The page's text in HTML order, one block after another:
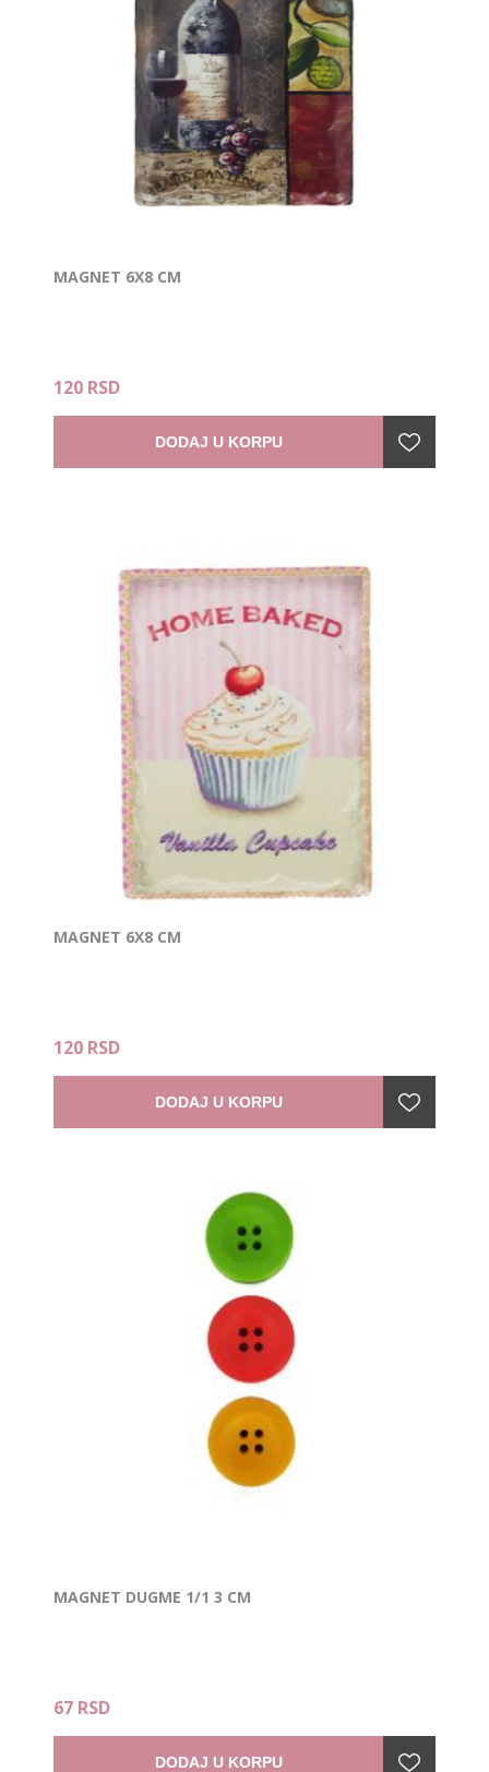
MAGNET 6X8 CM
120 RSD
DODAJ U KORPU
MAGNET 6X8 CM
120 RSD
DODAJ U KORPU
MAGNET DUGME 1/1 3 CM
67 RSD
DODAJ U KORPU